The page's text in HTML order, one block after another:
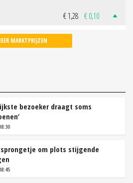
€ 1,28 € 0,10
MARKTPRIJZEN
bezoeker draagt soms
om plots stijgende